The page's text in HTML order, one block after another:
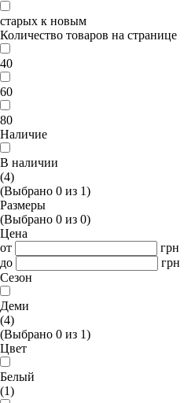
старых к новым
Количество товаров на странице
40
60
80
Наличие
В наличии
(4)
(Выбрано 0 из 1)
Размеры
(Выбрано 0 из 0)
Цена
от
грн
до
грн
Сезон
Деми
(4)
(Выбрано 0 из 1)
Цвет
Белый
(1)